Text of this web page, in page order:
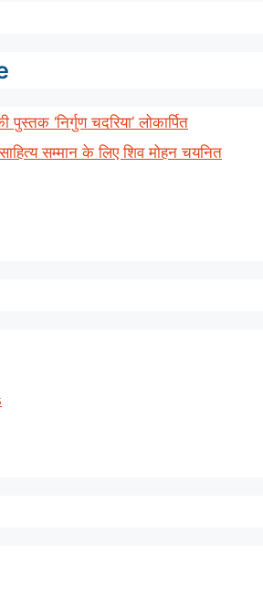
पुस्तक ‘निर्गुण चदरिया’ लोकार्पित
सम्मान के लिए शिव मोहन चयनित